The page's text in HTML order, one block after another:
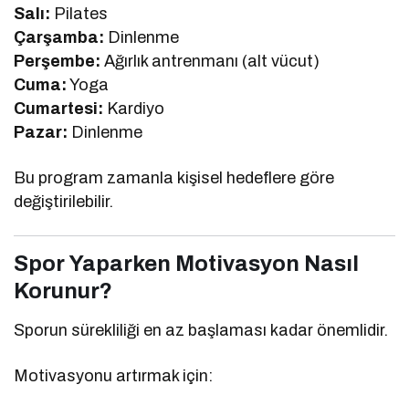
Salı: Pilates
Çarşamba: Dinlenme
Perşembe: Ağırlık antrenmanı (alt vücut)
Cuma: Yoga
Cumartesi: Kardiyo
Pazar: Dinlenme
Bu program zamanla kişisel hedeflere göre
değiştirilebilir.
Spor Yaparken Motivasyon Nasıl
Korunur?
Sporun sürekliliği en az başlaması kadar önemlidir.
Motivasyonu artırmak için: